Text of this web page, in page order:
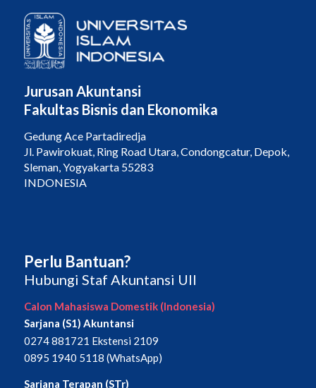
Jurusan Akuntansi
Fakultas Bisnis dan Ekonomika
Gedung Ace Partadiredja
Jl. Pawirokuat, Ring Road Utara, Condongcatur, Depok,
Sleman, Yogyakarta 55283
INDONESIA
Perlu Bantuan?
Hubungi Staf Akuntansi UII
Calon Mahasiswa Domestik (Indonesia)
Sarjana (S1) Akuntansi
0274 881721 Ekstensi 2109
0895 1940 5118 (WhatsApp)
Sarjana Terapan (STr)